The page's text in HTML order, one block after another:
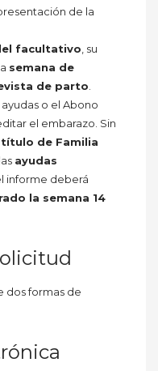
de la
facultativo , su
semana de
de parto
o el Abono
el embarazo. Sin
título de Familia
ayudas
informe deberá
la semana 14
dos formas de